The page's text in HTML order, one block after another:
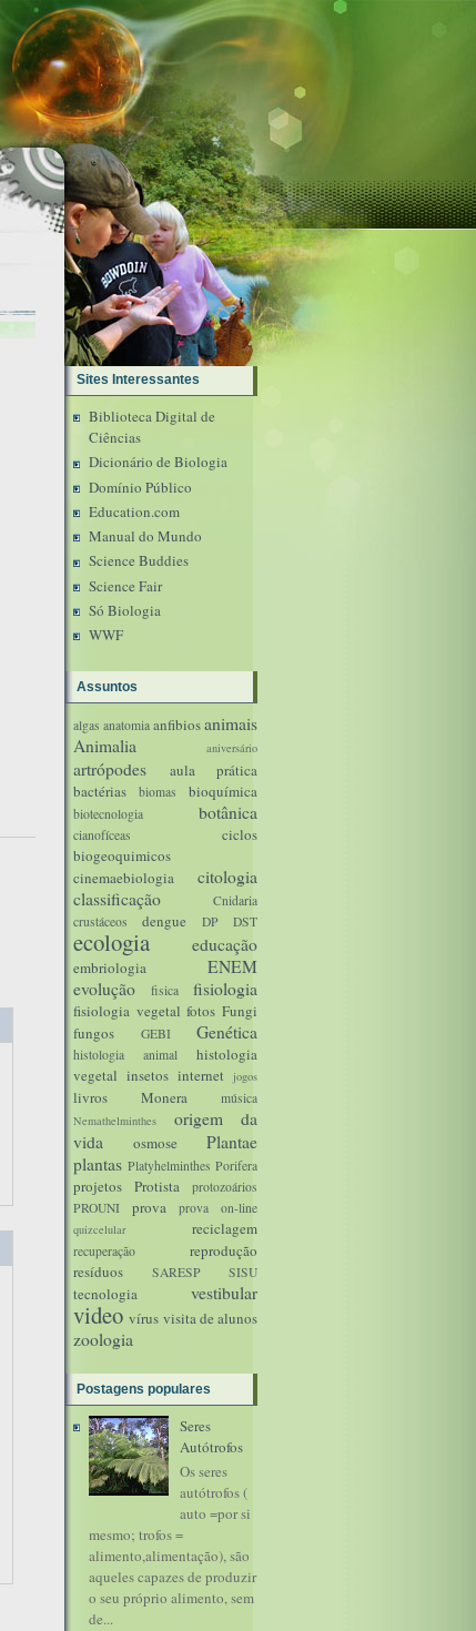
Sites Interessantes
Biblioteca Digital de
Ciências
Dicionário de Biologia
Domínio Público
Education.com
Manual do Mundo
Science Buddies
Science Fair
Só Biologia
WWF
Assuntos
algas anatomia anfibiosanimais
Animalia
aniversário
artrópodes
aula prática
bactérias
biomas bioquímica
biotecnologia botânica
cianofíceas
ciclos
biogeoquimicos
cinemaebiologia
citologia
classificação
Cnidaria
crustáceos
dengue DP DST
ecologia educação
embriologia
ENEM
evolução
fisica fisiologia
fisiologia vegetal fotos Fungi
fungos
GEBI Genética
histologia animal
histologia
vegetal insetos internet jogos
livros Monera música
Nemathelminthes
origem da
vida
osmose
Plantae
plantas Platyhelminthes Porifera
projetos Protista
protozoários
PROUNI
prova prova on-line
quizcelular reciclagem
recuperação
reprodução
resíduos
SARESP SISU
tecnologia vestibular
video vírus visita de alunos
zoologia
Postagens populares
Seres
Autótrofos
Os seres
autótrofos (
auto =por si
mesmo; trofos =
alimento,alimentação), são
aqueles capazes de produzir
o seu próprio alimento, sem
de...